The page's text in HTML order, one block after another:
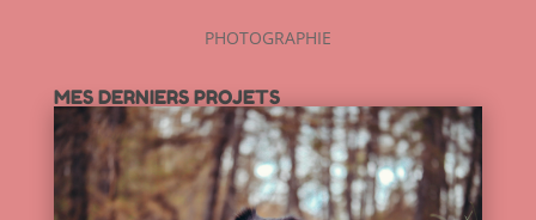
PHOTOGRAPHIE
MES DERNIERS PROJETS